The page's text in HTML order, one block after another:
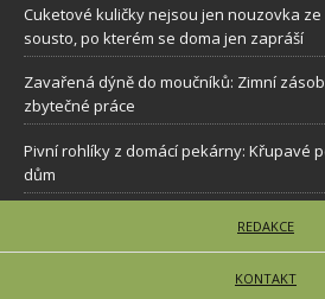
Cuketové kuličky nejsou jen nouzovka
sousto, po kterém se doma jen zapráší
Zavařená dýně do moučníků: Zimní
zbytečné práce
Pivní rohlíky z domácí pekárny: Křupavé
dům
REDAKCE
KONTAKT